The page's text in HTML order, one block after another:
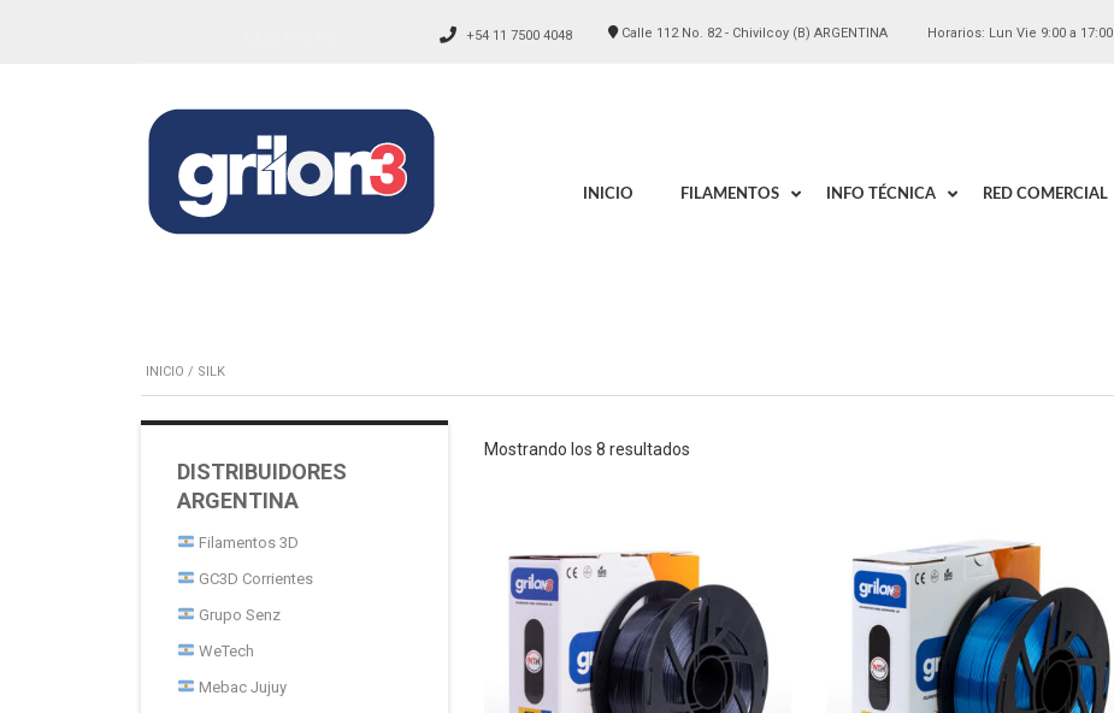
Horarios: Lun Vie 9:00 a 17:00
Calle 112 No. 82 - Chivilcoy (B) ARGENTINA
+54 11 7500 4048
INICIO FILAMENTOS INFO TÉCNICA RED COMERCIAL
INICIO / SILK
Mostrando los 8 resultados
DISTRIBUIDORES
ARGENTINA
Filamentos 3D
GC3D Corrientes
Grupo Senz
WeTech
Mebac Jujuy